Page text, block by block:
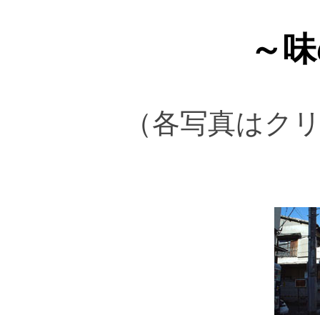
～
（各写真はク